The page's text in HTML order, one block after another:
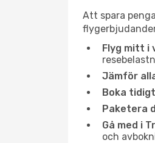
Att spara
Flyg mitt i
Jämför
Boka
Paketera
Gå med i
och